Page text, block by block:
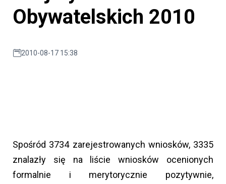
Obywatelskich 2010
2010-08-17 15:38
Spośród 3734 zarejestrowanych wniosków, 3335
znalazły się na liście wniosków ocenionych
formalnie i merytorycznie pozytywnie,